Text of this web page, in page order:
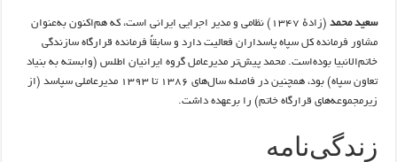
سعید محمد
(زادهٔ ۱۳۴۷) نظامی و مدیر اجرایی ایرانی است، که هم‌اکنون به‌عنوان
مشاور فرمانده کل سپاه پاسداران فعالیت دارد و سابقاً فرمانده قرارگاه سازندگی
خاتم‌الانبیا بوده‌است. محمد پیش‌تر مدیرعامل گروه ایرانیان اطلس (وابسته به بنیاد
تعاون سپاه) بود، همچنین در فاصله سال‌های ۱۳۸۶ تا ۱۳۹۳ مدیرعاملی سپاسد (از
زیرمجموعه‌های قرارگاه خاتم) را برعهده داشت.
زندگی‌نامه